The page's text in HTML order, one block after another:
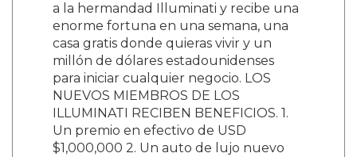
a la hermandad Illuminati y recibe una
enorme fortuna en una semana, una
casa gratis donde quieras vivir y un
millón de dólares estadounidenses
para iniciar cualquier negocio. LOS
NUEVOS MIEMBROS DE LOS
ILLUMINATI RECIBEN BENEFICIOS. 1.
Un premio en efectivo de USD
$1,000,000 2. Un auto de lujo nuevo